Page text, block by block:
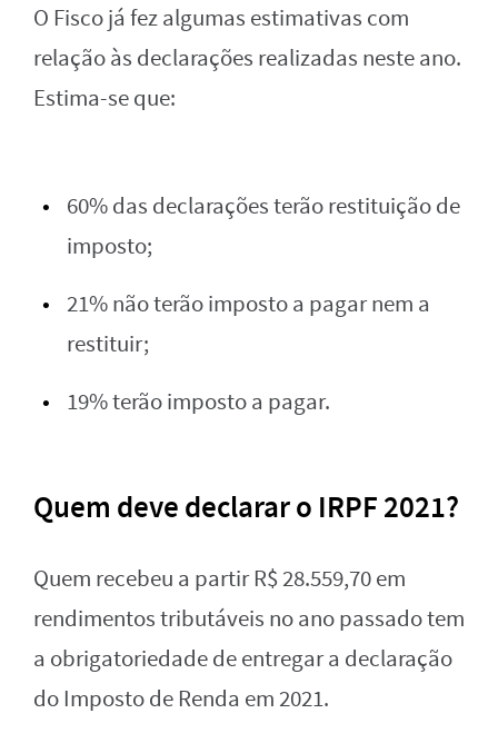
O Fisco já fez algumas estimativas com
relação às declarações realizadas neste ano.
Estima-se que:
60% das declarações terão restituição de
imposto;
21% não terão imposto a pagar nem a
restituir;
19% terão imposto a pagar.
Quem deve declarar o IRPF 2021?
Quem recebeu a partir R$ 28.559,70 em
rendimentos tributáveis no ano passado tem
a obrigatoriedade de entregar a declaração
do Imposto de Renda em 2021.